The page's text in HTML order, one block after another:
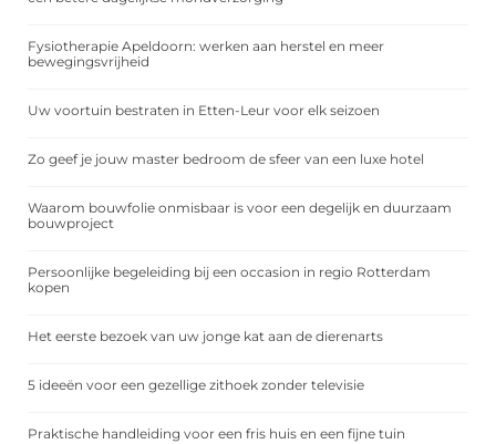
Fysiotherapie Apeldoorn: werken aan herstel en meer
bewegingsvrijheid
Uw voortuin bestraten in Etten-Leur voor elk seizoen
Zo geef je jouw master bedroom de sfeer van een luxe hotel
Waarom bouwfolie onmisbaar is voor een degelijk en duurzaam
bouwproject
Persoonlijke begeleiding bij een occasion in regio Rotterdam
kopen
Het eerste bezoek van uw jonge kat aan de dierenarts
5 ideeën voor een gezellige zithoek zonder televisie
Praktische handleiding voor een fris huis en een fijne tuin